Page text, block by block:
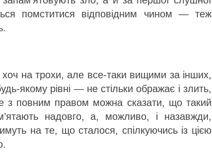
помститися відповідним чином — теж
на трохи, але все-таки вищими за інших,
якому рівні — не стільки ображає і злить,
з повним правом можна сказати, що такий
надовго, а, можливо, і назавжди,
на те, що сталося, спілкуючись із цією